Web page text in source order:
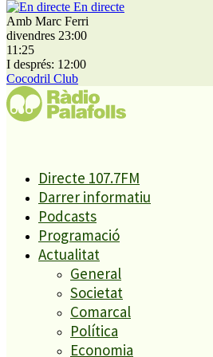
En directe
Amb Marc Ferri
divendres 23:00
11:25
I després: 12:00
Cocodril Club
Directe 107.7FM
Darrer informatiu
Podcasts
Programació
Actualitat
General
Societat
Comarcal
Política
Economia
l’immoble que fa anys que
reiterats saquejos han deixat
de conservació.
El consistori demanarà ara a la
enderroqui l’immoble davant
Si finalment la propietat no
l’Ajuntament de forma
del cost de l’operació.
Ara faltarà saber que passarà
Hostal i amb la torre superior,
d’interès local, i per tant
que sembla impossible poder
continuïtat, ja que també
pas del temps i dels brètols.